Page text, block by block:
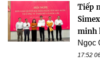
Tiếp
minh
Ngọc
17:52